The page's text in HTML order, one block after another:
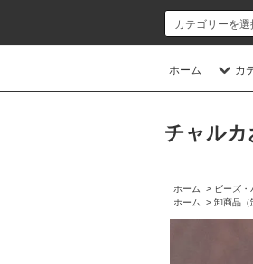
ホーム カ
チャル
ホーム > ビーズ
ホーム
> 卸商品（